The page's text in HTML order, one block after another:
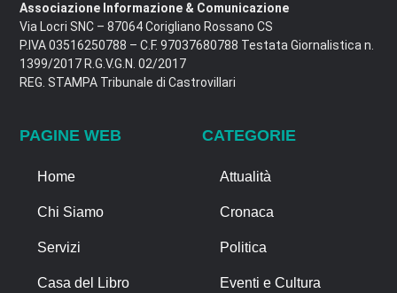
Associazione Informazione & Comunicazione
Via Locri SNC – 87064 Corigliano Rossano CS
P.IVA 03516250788 – C.F. 97037680788 Testata Giornalistica n.
1399/2017 R.G.V.G.N. 02/2017
REG. STAMPA Tribunale di Castrovillari
PAGINE WEB
Home
Chi Siamo
Servizi
Casa del Libro
CATEGORIE
Attualità
Cronaca
Politica
Eventi e Cultura